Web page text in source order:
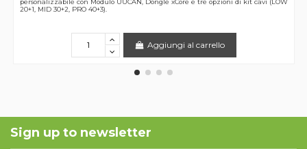
personalizzabile con Modulo UUCAN, Dongle xCore e tre opzioni di kit cavi (LOW
20+1, MID 30+2, PRO 40+3).
Aggiungi al carrello
Sign up to newsletter